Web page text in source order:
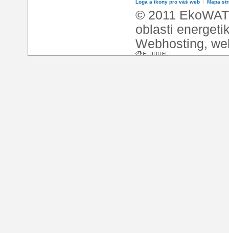
Loga a ikony pro váš web Mapa
© 2011
oblasti
Webhosting,